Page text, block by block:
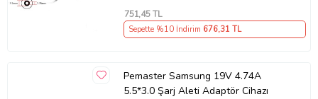
751,45 TL
Sepette %10 İndirim 676,31 TL
Pemaster Samsung 19V 4.74A
5.5*3.0 Şarj Aleti Adaptör Cihazı